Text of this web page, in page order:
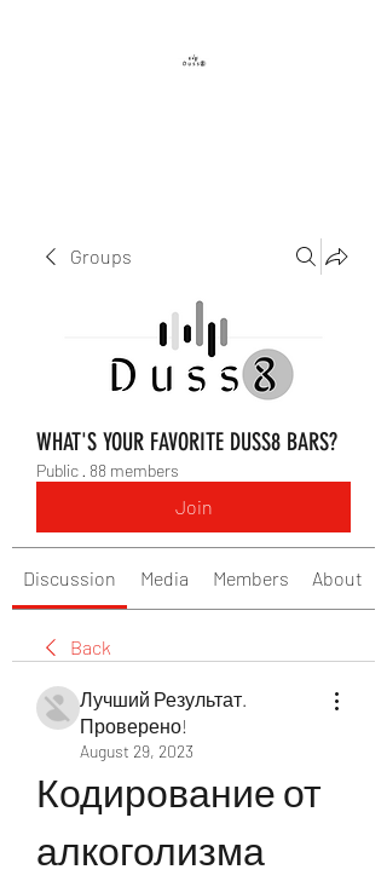
Groups
WHAT'S YOUR FAVORITE DUSS8 BARS?
Public · 88 members
Join
Discussion Media Members About
Back
Лучший Результат.
Проверено!
August 29, 2023
Кодирование от
алкоголизма